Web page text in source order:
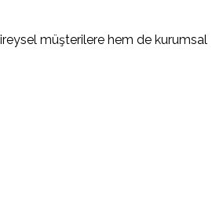
müşterilere hem de kurumsal